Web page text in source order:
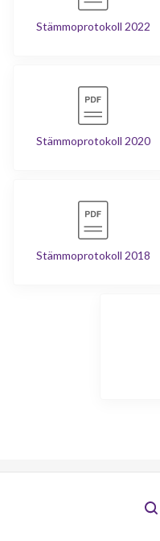
Stämmoprotokoll 2022
Stämmoprotokoll 2020
Stämmoprotokoll 2018